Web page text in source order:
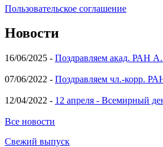
Пользовательское соглашение
Новости
16/06/2025 - Поздравляем акад. РАН
07/06/2022 - Поздравляем чл.-корр.
12/04/2022 - 12 апреля - Всемирный
Все новости
Свежий выпуск